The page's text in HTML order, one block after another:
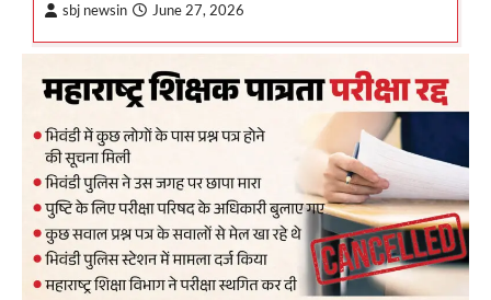
sbj newsin June 27, 2026